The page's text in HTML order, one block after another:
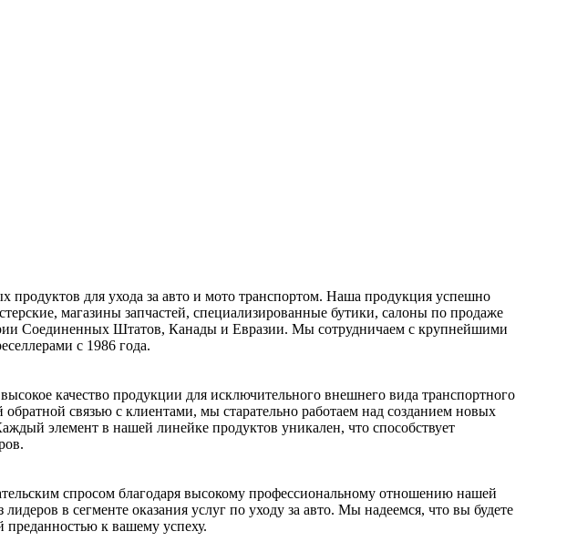
для ухода за авто и мото транспортом. Наша продукция успешно
магазины запчастей, специализированные бутики, салоны по продаже
Соединенных Штатов, Канады и Евразии. Мы сотрудничаем с крупнейшими
с 1986 года.
качество продукции для исключительного внешнего вида транспортного
связью с клиентами, мы старательно работаем над созданием новых
элемент в нашей линейке продуктов уникален, что способствует
спросом благодаря высокому профессиональному отношению нашей
в сегменте оказания услуг по уходу за авто. Мы надеемся, что вы будете
к вашему успеху.